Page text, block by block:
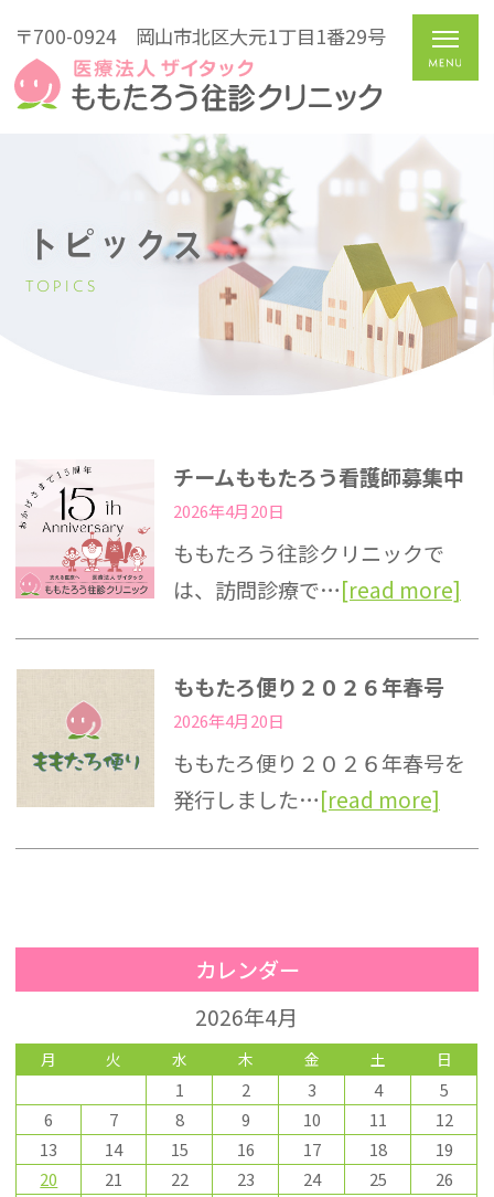
〒700-0924 岡山市北区大元1丁目1番29号
トピックス
TOPICS
チームももたろう看護師募集中
2026年4月20日
ももたろう往診クリニックで
は、訪問診療で…[read more]
ももたろ便り２０２６年春号
2026年4月20日
ももたろ便り２０２６年春号を
発行しました…[read more]
カレンダー
2026年4月
月 火 水 木 金 土 日
1 2 3 4
5
6
7 8 9 10 11
12
13
14 15 16 17 18
19
20
21 22 23 24 25
26